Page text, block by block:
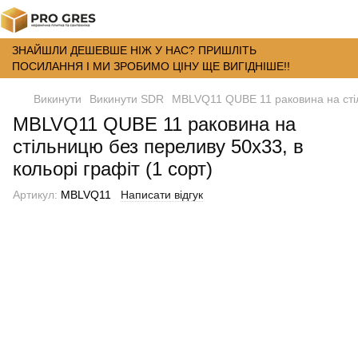
ЗНАЙШЛИ ДЕШЕВШЕ НІЖ У НАС? ПРИШЛІТЬ
ПОСИЛАННЯ І МИ ЗРОБИМО ЦІНУ ЩЕ ВИГІДНІШЕ!!
Викинути Викинути SDR MBLVQ11 QUBE 11 раковина на
MBLVQ11 QUBE 11 раковина на
стільницю без переливу 50х33, в
кольорі графіт (1 сорт)
Артикул: MBLVQ11 Написати відгук